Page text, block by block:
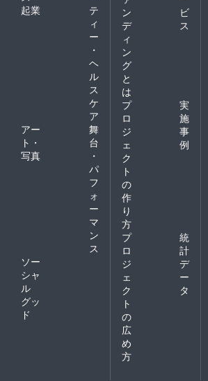
起業
テ
ィ
ー
・
ヘ
ル
ス
ケ
ア
アー
ト・
写真
舞
台
・
パ
フ
ォ
ー
マ
ン
ス
ソー
シャ
ル
グッ
ド
ン
デ
ィ
ン
グ
と
は
ビ
ス
プ
ロ
ジ
ェ
ク
ト
の
作
り
方
実
施
事
例
プ
ロ
ジ
ェ
ク
ト
の
広
め
方
統
計
デ
ー
タ